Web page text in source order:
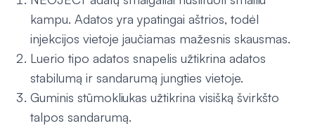
kampu. Adatos yra ypatingai aštrios, todėl
injekcijos vietoje jaučiamas mažesnis skausmas.
Luerio tipo adatos snapelis užtikrina adatos
stabilumą ir sandarumą jungties vietoje.
Guminis stūmokliukas užtikrina visišką švirkšto
talpos sandarumą.